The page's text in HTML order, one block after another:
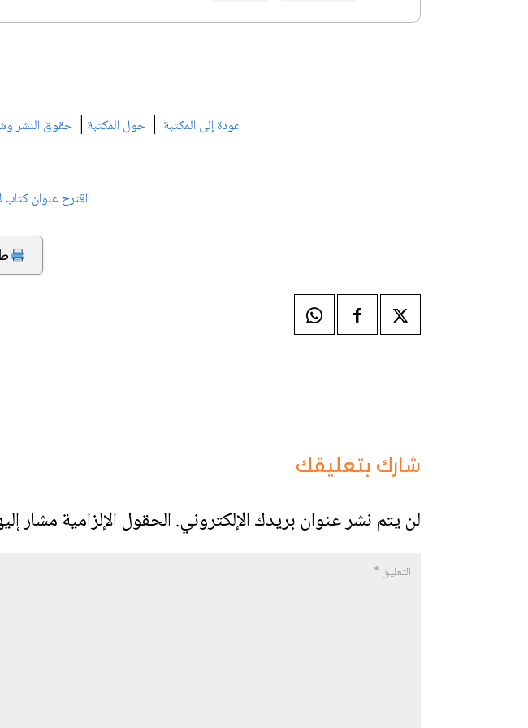
عودة إلى المكتبة | حول المكتبة | حقوق النشر
اقترح عنوان
شارك بتعليقك
لن يتم نشر عنوان بريدك الإلكتروني.الحقول الإلزامية مشار